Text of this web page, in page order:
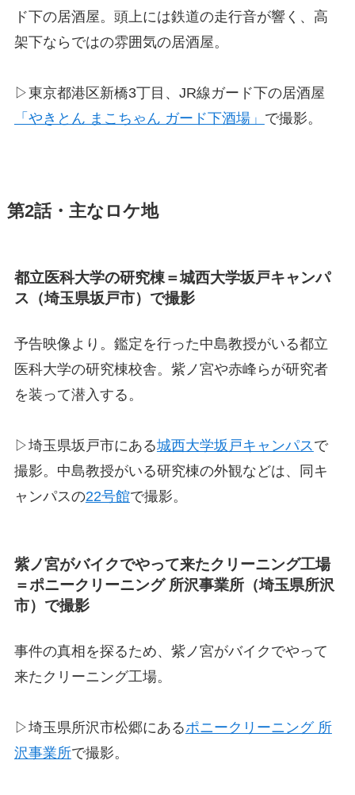
ド下の居酒屋。頭上には鉄道の走行音が響く、高
架下ならではの雰囲気の居酒屋。
▷東京都港区新橋3丁目、JR線ガード下の居酒屋
「やきとん まこちゃん ガード下酒場」 で撮影。
第2話・主なロケ地
都立医科大学の研究棟＝城西大学坂戸キャンパ
ス（埼玉県坂戸市）で撮影
予告映像より。鑑定を行った中島教授がいる都立
医科大学の研究棟校舎。紫ノ宮や赤峰らが研究者
を装って潜入する。
▷埼玉県坂戸市にある城西大学坂戸キャンパスで
撮影。中島教授がいる研究棟の外観などは、同キ
ャンパスの22号館で撮影。
紫ノ宮がバイクでやって来たクリーニング工場
＝ポニークリーニング 所沢事業所（埼玉県所沢
市）で撮影
事件の真相を探るため、紫ノ宮がバイクでやって
来たクリーニング工場。
▷埼玉県所沢市松郷にあるポニークリーニング 所
沢事業所で撮影。